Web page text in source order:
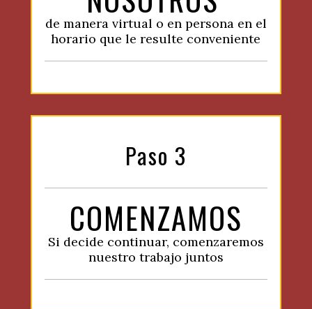
de manera virtual o en persona en el
horario que le resulte conveniente
Paso 3
COMENZAMOS
Si decide continuar, comenzaremos
nuestro trabajo juntos